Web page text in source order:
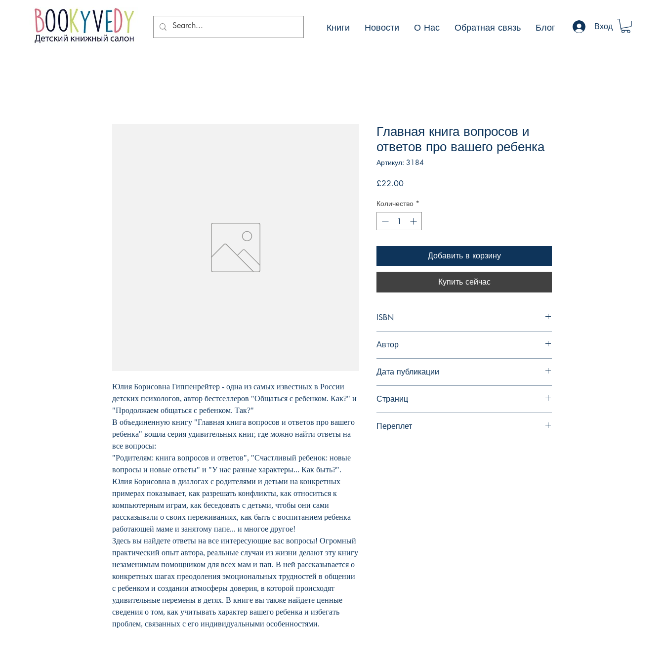
Книги Новости О Нас Обратная связь Блог Вход
Юлия Борисовна Гиппенрейтер - одна из самых известных в России
детских психологов, автор бестселлеров "Общаться с ребенком. Как?" и
"Продолжаем общаться с ребенком. Так?"
В объединенную книгу "Главная книга вопросов и ответов про вашего
ребенка" вошла серия удивительных книг, где можно найти ответы на
все вопросы:
"Родителям: книга вопросов и ответов", "Счастливый ребенок: новые
вопросы и новые ответы" и "У нас разные характеры... Как быть?".
Юлия Борисовна в диалогах с родителями и детьми на конкретных
примерах показывает, как разрешать конфликты, как относиться к
компьютерным играм, как беседовать с детьми, чтобы они сами
рассказывали о своих переживаниях, как быть с воспитанием ребенка
работающей маме и занятому папе... и многое другое!
Здесь вы найдете ответы на все интересующие вас вопросы! Огромный
практический опыт автора, реальные случаи из жизни делают эту книгу
незаменимым помощником для всех мам и пап. В ней рассказывается о
конкретных шагах преодоления эмоциональных трудностей в общении
с ребенком и создании атмосферы доверия, в которой происходят
удивительные перемены в детях. В книге вы также найдете ценные
сведения о том, как учитывать характер вашего ребенка и избегать
проблем, связанных с его индивидуальными особенностями.
Главная книга вопросов и
ответов про вашего ребенка
Артикул: 3184
£22.00Цена
Количество *
Добавить в корзину
Купить сейчас
ISBN
Автор
Дата публикации
Страниц
Переплет